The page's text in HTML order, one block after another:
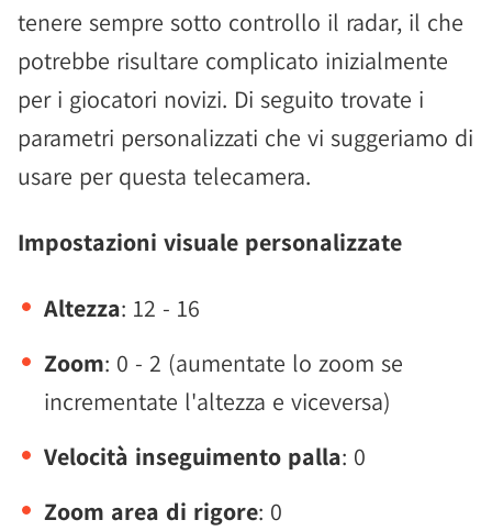
tenere sempre sotto controllo il radar, il che
potrebbe risultare complicato inizialmente
per i giocatori novizi. Di seguito trovate i
parametri personalizzati che vi suggeriamo di
usare per questa telecamera.
Impostazioni visuale personalizzate
Altezza: 12 - 16
Zoom: 0 - 2 (aumentate lo zoom se
incrementate l'altezza e viceversa)
Velocità inseguimento palla: 0
Zoom area di rigore: 0